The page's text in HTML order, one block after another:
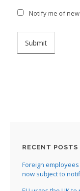
Notify me of
RECENT POSTS
Foreign
now subject to